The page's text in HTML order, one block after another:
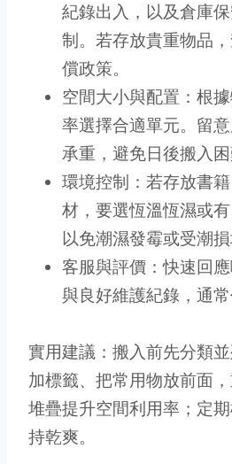
紀錄出入，以及倉庫
制。若存放貴重物品
償政策。
空間大小與配置：根
率選擇合適單元。留
承重，避免日後搬入困
環境控制：若存放書
材，要選恆溫恆濕或
以免潮濕發霉或受潮損
客服與評價：快速回
與良好維護紀錄，通常
實用建議：搬入前先分類
加標籤、把常用物放前面
堆疊提升空間利用率；定
持乾爽。